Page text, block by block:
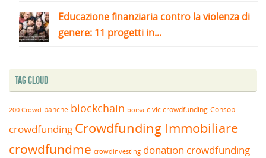
Educazione finanziaria contro la violenza di
genere: 11 progetti in...
Tag Cloud
200 Crowd banche blockchain borsa civic crowdfunding Consob
crowdfunding Crowdfunding Immobiliare
crowdfundme crowdinvesting donation crowdfunding